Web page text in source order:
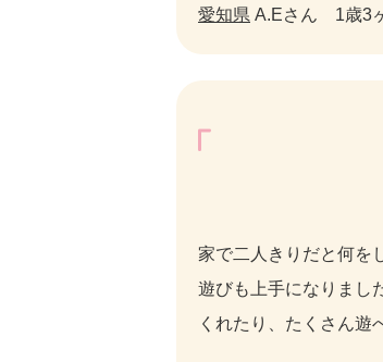
愛知県 A.Eさん 1歳3
家で二人きりだと何を
遊びも上手になりまし
くれたり、たくさん遊